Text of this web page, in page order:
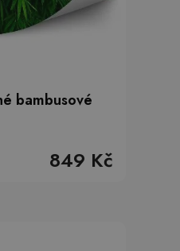
bambusové
849 Kč